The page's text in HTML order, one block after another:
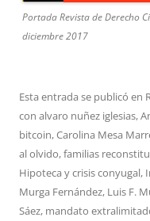
Portada Revista de Derecho
diciembre 2017
Esta entrada se publicó en
con alvaro nuñez iglesias,
bitcoin,Carolina Mesa
al olvido,familias
Hipoteca y crisis conyugal,
Murga Fernández, Luis F.
Sáez, mandato